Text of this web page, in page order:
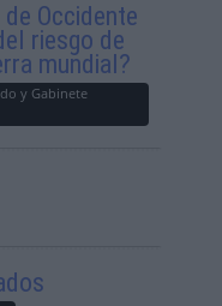
Occidente
riesgo de
mundial?
y Gabinete